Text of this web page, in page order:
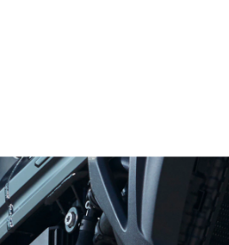
Pour minimiser les
gamme des moteurs F
de graissage à carter
sortant des paliers de